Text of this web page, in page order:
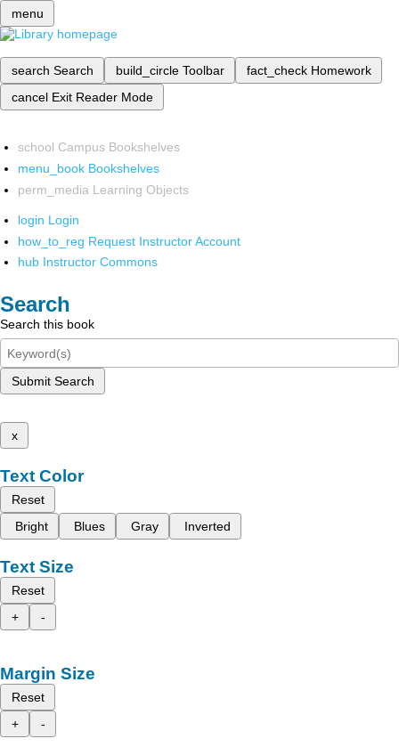
menu
search Search build_circle Toolbar fact_check Homework
cancel Exit Reader Mode
school Campus Bookshelves
menu_book Bookshelves
perm_media Learning Objects
login Login
how_to_reg Request Instructor Account
hub Instructor Commons
Search
Search this book
Submit Search
x
Text Color
Reset
Bright
Blues Gray Inverted
Text Size
Reset
+
-
Margin Size
Reset
+
-